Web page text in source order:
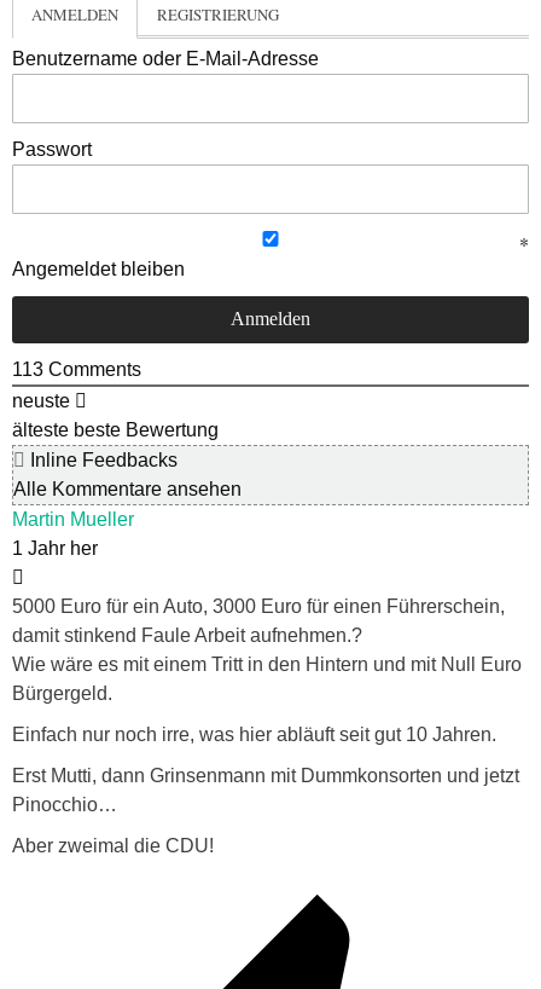
ANMELDEN REGISTRIERUNG
Benutzername oder E-Mail-Adresse
Passwort
Angemeldet bleiben
113 Comments
neuste
älteste beste Bewertung
Inline Feedbacks
Alle Kommentare ansehen
Martin Mueller
1 Jahr her
5000 Euro für ein Auto, 3000 Euro für einen Führerschein,
damit stinkend Faule Arbeit aufnehmen.?
Wie wäre es mit einem Tritt in den Hintern und mit Null Euro
Bürgergeld.
Einfach nur noch irre, was hier abläuft seit gut 10 Jahren.
Erst Mutti, dann Grinsenmann mit Dummkonsorten und jetzt
Pinocchio…
Aber zweimal die CDU!